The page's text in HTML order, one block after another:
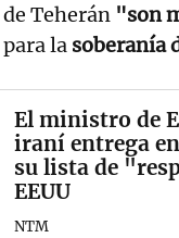
Teherán "son
para la soberanía
El ministro de
iraní entrega
su lista de
EEUU
NTM